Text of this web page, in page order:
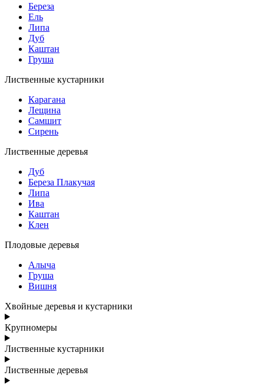
Береза
Ель
Липа
Дуб
Каштан
Груша
Лиственные кустарники
Карагана
Лещина
Самшит
Сирень
Лиственные деревья
Дуб
Береза Плакучая
Липа
Ива
Каштан
Клен
Плодовые деревья
Алыча
Груша
Вишня
Хвойные деревья и кустарники
Крупномеры
Лиственные кустарники
Лиственные деревья